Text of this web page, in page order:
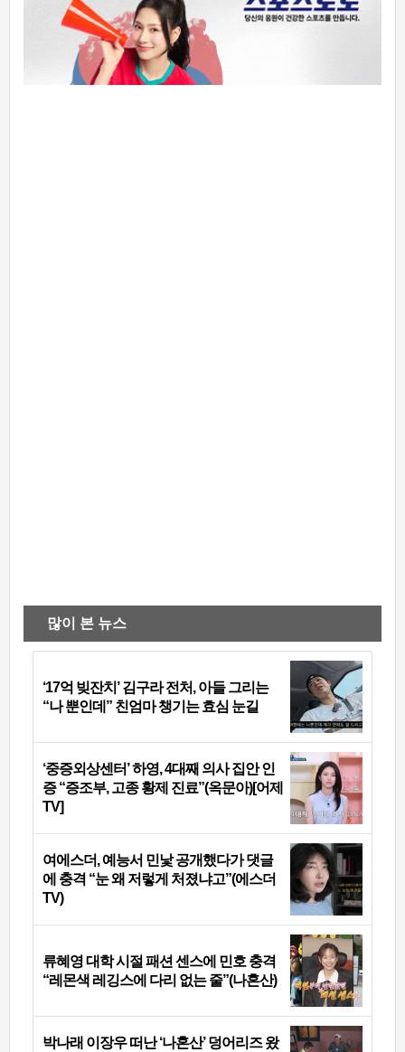
많이 본 뉴스
‘17억 빚잔치’ 김구라 전처, 아들 그리는
“나 뿐인데” 친엄마 챙기는 효심 눈길
‘중증외상센터’ 하영, 4대째 의사 집안 인
증 “증조부, 고종 황제 진료”(옥문아)[어제
TV]
여에스더, 예능서 민낯 공개했다가 댓글
에 충격 “눈 왜 저렇게 처졌냐고”(에스더
TV)
류혜영 대학 시절 패션 센스에 민호 충격
“레몬색 레깅스에 다리 없는 줄”(나혼산)
박나래 이장우 떠난 ‘나혼산’ 덩어리즈 왔